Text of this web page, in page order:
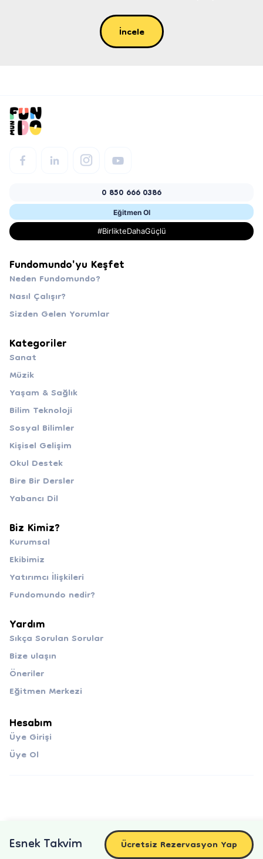
Esnek Takvim Ücretsiz Rezervasyon Yap
İncele
0 850 666 0386
Eğitmen Ol
#BirlikteDahaGüçlü
Fundomundo'yu Keşfet
Neden Fundomundo?
Nasıl Çalışır?
Sizden Gelen Yorumlar
Kategoriler
Sanat
Müzik
Yaşam & Sağlık
Bilim Teknoloji
Sosyal Bilimler
Kişisel Gelişim
Okul Destek
Bire Bir Dersler
Yabancı Dil
Biz Kimiz?
Kurumsal
Ekibimiz
Yatırımcı İlişkileri
Fundomundo nedir?
Yardım
Sıkça Sorulan Sorular
Bize ulaşın
Öneriler
Eğitmen Merkezi
Hesabım
Üye Girişi
Üye Ol